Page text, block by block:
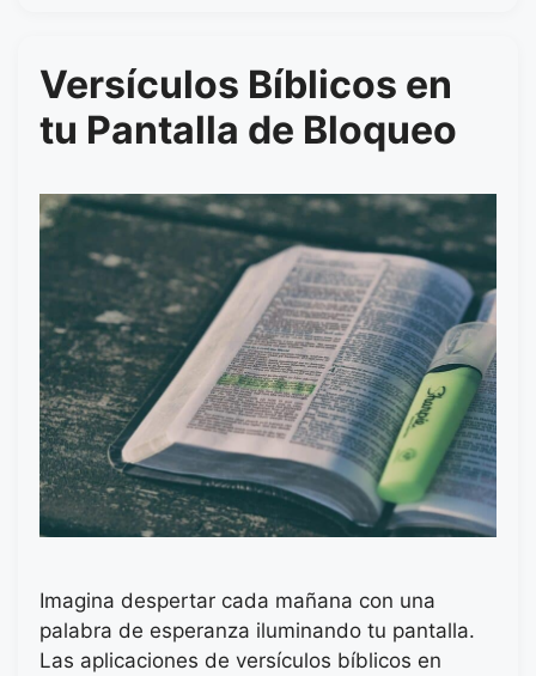
Versículos Bíblicos en
tu Pantalla de Bloqueo
Imagina despertar cada mañana con una
palabra de esperanza iluminando tu pantalla.
Las aplicaciones de versículos bíblicos en